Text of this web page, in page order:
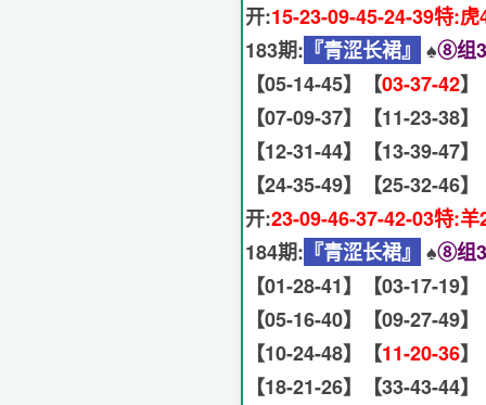
开:15-23-09-45-24-39特:虎
183期: 『青涩长裙』 ♠️⑧组
【05-14-45】【03-37-42】
【07-09-37】【11-23-38】
【12-31-44】【13-39-47】
【24-35-49】【25-32-46】
开:23-09-46-37-42-03特:羊
184期: 『青涩长裙』 ♠️⑧组
【01-28-41】【03-17-19】
【05-16-40】【09-27-49】
【10-24-48】【11-20-36】
【18-21-26】【33-43-44】